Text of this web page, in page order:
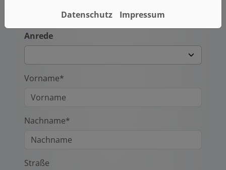
Anrede
Vorname*
Nachname*
Straße
Datenschutz Impressum